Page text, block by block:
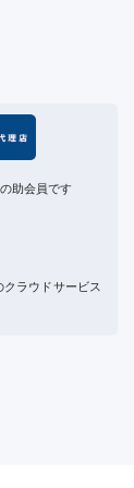
助会員です
ラウドサービス